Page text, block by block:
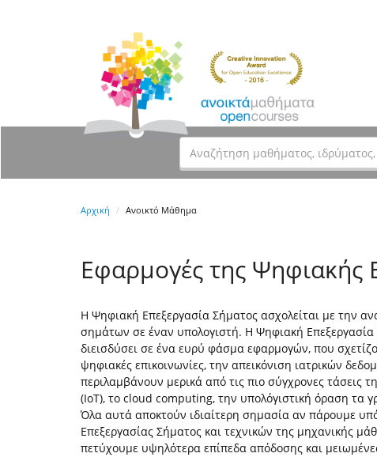
Αρχική Ανοικτό Μάθημα
Εφαρμογές της Ψηφιακής
H Ψηφιακή Επεξεργασία Σήματος ασχολείται με την
σημάτων σε έναν υπολογιστή. Η Ψηφιακή Επεξεργασία
διεισδύσει σε ένα ευρύ φάσμα εφαρμογών, που
ψηφιακές επικοινωνίες, την απεικόνιση ιατρικών
περιλαμβάνουν μερικά από τις πιο σύγχρονες
(IoT), το cloud computing, την υπολόγιστική όραση τα
Όλα αυτά αποκτούν ιδιαίτερη σημασία αν πάρουμε
Επεξεργασίας Σήματος και τεχνικών της μηχανικής
πετύχουμε υψηλότερα επίπεδα απόδοσης και